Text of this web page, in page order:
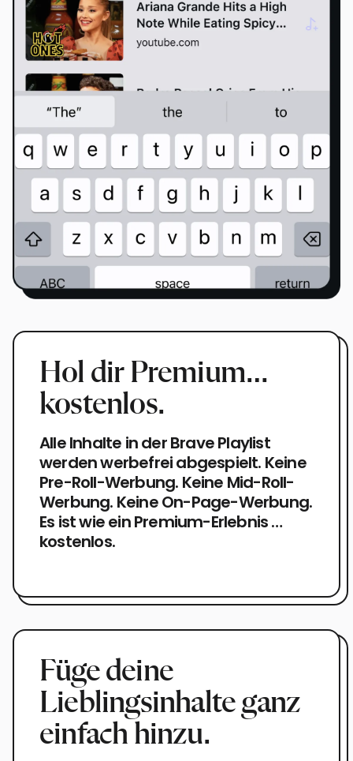
Hol dir Premium…
kostenlos.
Alle Inhalte in der Brave Playlist
werden werbefrei abgespielt. Keine
Pre-Roll-Werbung. Keine Mid-Roll-
Werbung. Keine On-Page-Werbung.
Es ist wie ein Premium-Erlebnis …
kostenlos.
Füge deine
Lieblingsinhalte ganz
einfach hinzu.